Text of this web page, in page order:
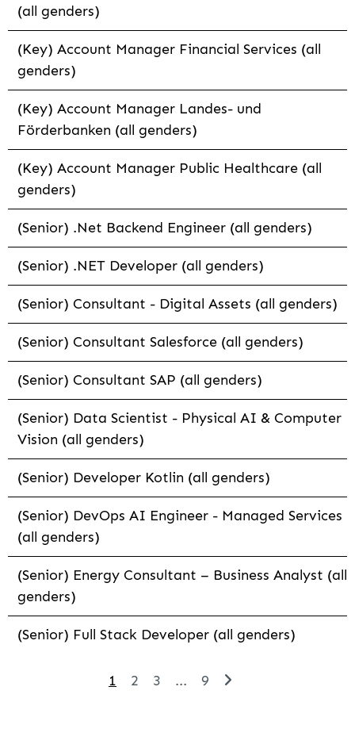
(all genders)
(Key) Account Manager Financial Services (all
genders)
(Key) Account Manager Landes- und
Förderbanken (all genders)
(Key) Account Manager Public Healthcare (all
genders)
(Senior) .Net Backend Engineer (all genders)
(Senior) .NET Developer (all genders)
(Senior) Consultant - Digital Assets (all genders)
(Senior) Consultant Salesforce (all genders)
(Senior) Consultant SAP (all genders)
(Senior) Data Scientist - Physical AI & Computer
Vision (all genders)
(Senior) Developer Kotlin (all genders)
(Senior) DevOps AI Engineer - Managed Services
(all genders)
(Senior) Energy Consultant – Business Analyst (all
genders)
(Senior) Full Stack Developer (all genders)
1 2 3 ... 9